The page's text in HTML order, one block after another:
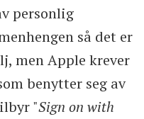
personlig
så det er
men Apple krever
benytter seg av
"Sign on with